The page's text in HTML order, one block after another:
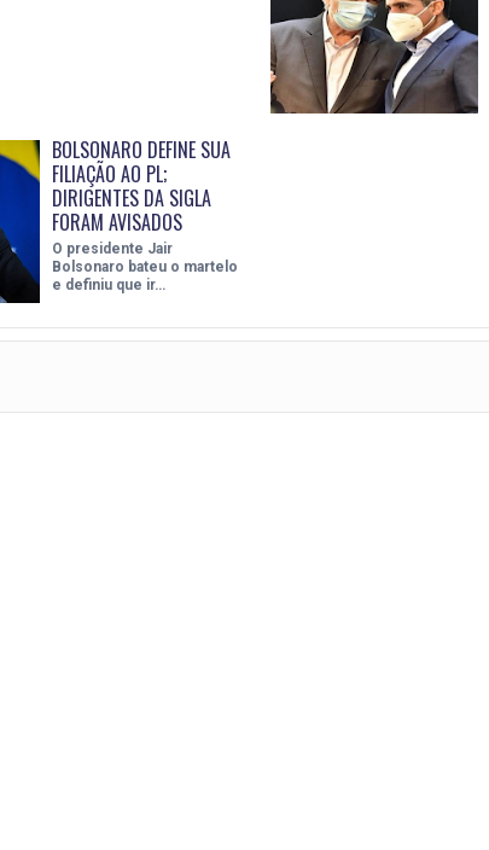
BOLSONARO DEFINE SUA
FILIAÇÃO AO PL;
DIRIGENTES DA SIGLA
FORAM AVISADOS
O presidente Jair
Bolsonaro bateu o martelo
e definiu que ir…